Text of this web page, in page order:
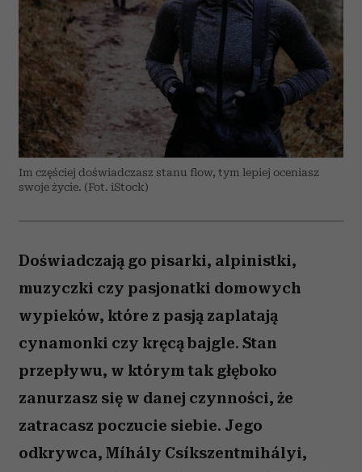
Im częściej doświadczasz stanu flow, tym lepiej oceniasz
swoje życie. (Fot. iStock)
Doświadczają go pisarki, alpinistki,
muzyczki czy pasjonatki domowych
wypieków, które z pasją zaplatają
cynamonki czy kręcą bajgle. Stan
przepływu, w którym tak głęboko
zanurzasz się w danej czynności, że
zatracasz poczucie siebie. Jego
odkrywca, Míhály Csíkszentmihályi,